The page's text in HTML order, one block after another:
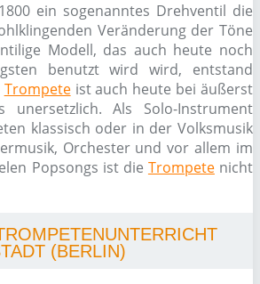
ein sogenanntes Drehventil die
Veränderung der Töne
Modell, das auch heute noch
benutzt wird wird, entstand
Trompeteist auch heute bei äußerst
unersetzlich. Als Solo-Instrument
klassisch oder in der Volksmusik
Orchester und vor allem im
Popsongs ist die Trompetenicht
(BERLIN)